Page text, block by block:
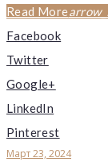
Read More
Facebook
Twitter
Google+
LinkedIn
Pinterest
Март 23, 2024